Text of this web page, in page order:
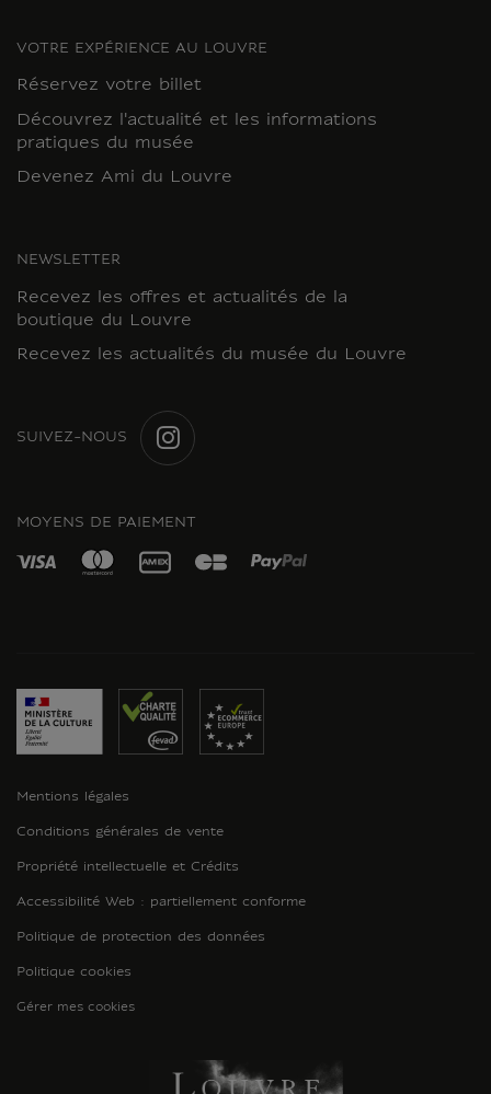
VOTRE EXPÉRIENCE AU LOUVRE
Réservez votre billet
Découvrez l'actualité et les informations
pratiques du musée
Devenez Ami du Louvre
NEWSLETTER
Recevez les offres et actualités de la
boutique du Louvre
Recevez les actualités du musée du Louvre
SUIVEZ-NOUS
MOYENS DE PAIEMENT
Mentions légales
Conditions générales de vente
Propriété intellectuelle et Crédits
Accessibilité Web : partiellement conforme
Politique de protection des données
Politique cookies
Gérer mes cookies